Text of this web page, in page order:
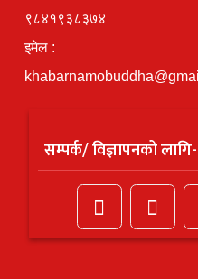
९८४१९३८३७४
इमेल :
सम्पर्क/ विज्ञापनको